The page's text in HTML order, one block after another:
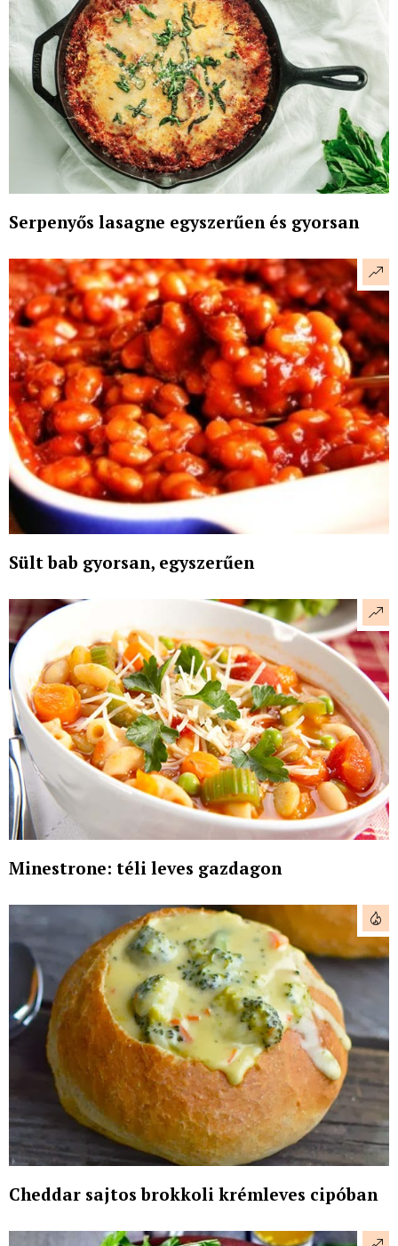
Serpenyős lasagne egyszerűen és gyorsan
Sült bab gyorsan, egyszerűen
Minestrone: téli leves gazdagon
Cheddar sajtos brokkoli krémleves cipóban